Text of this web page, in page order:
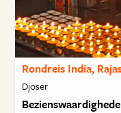
Rondreis India,
Djoser